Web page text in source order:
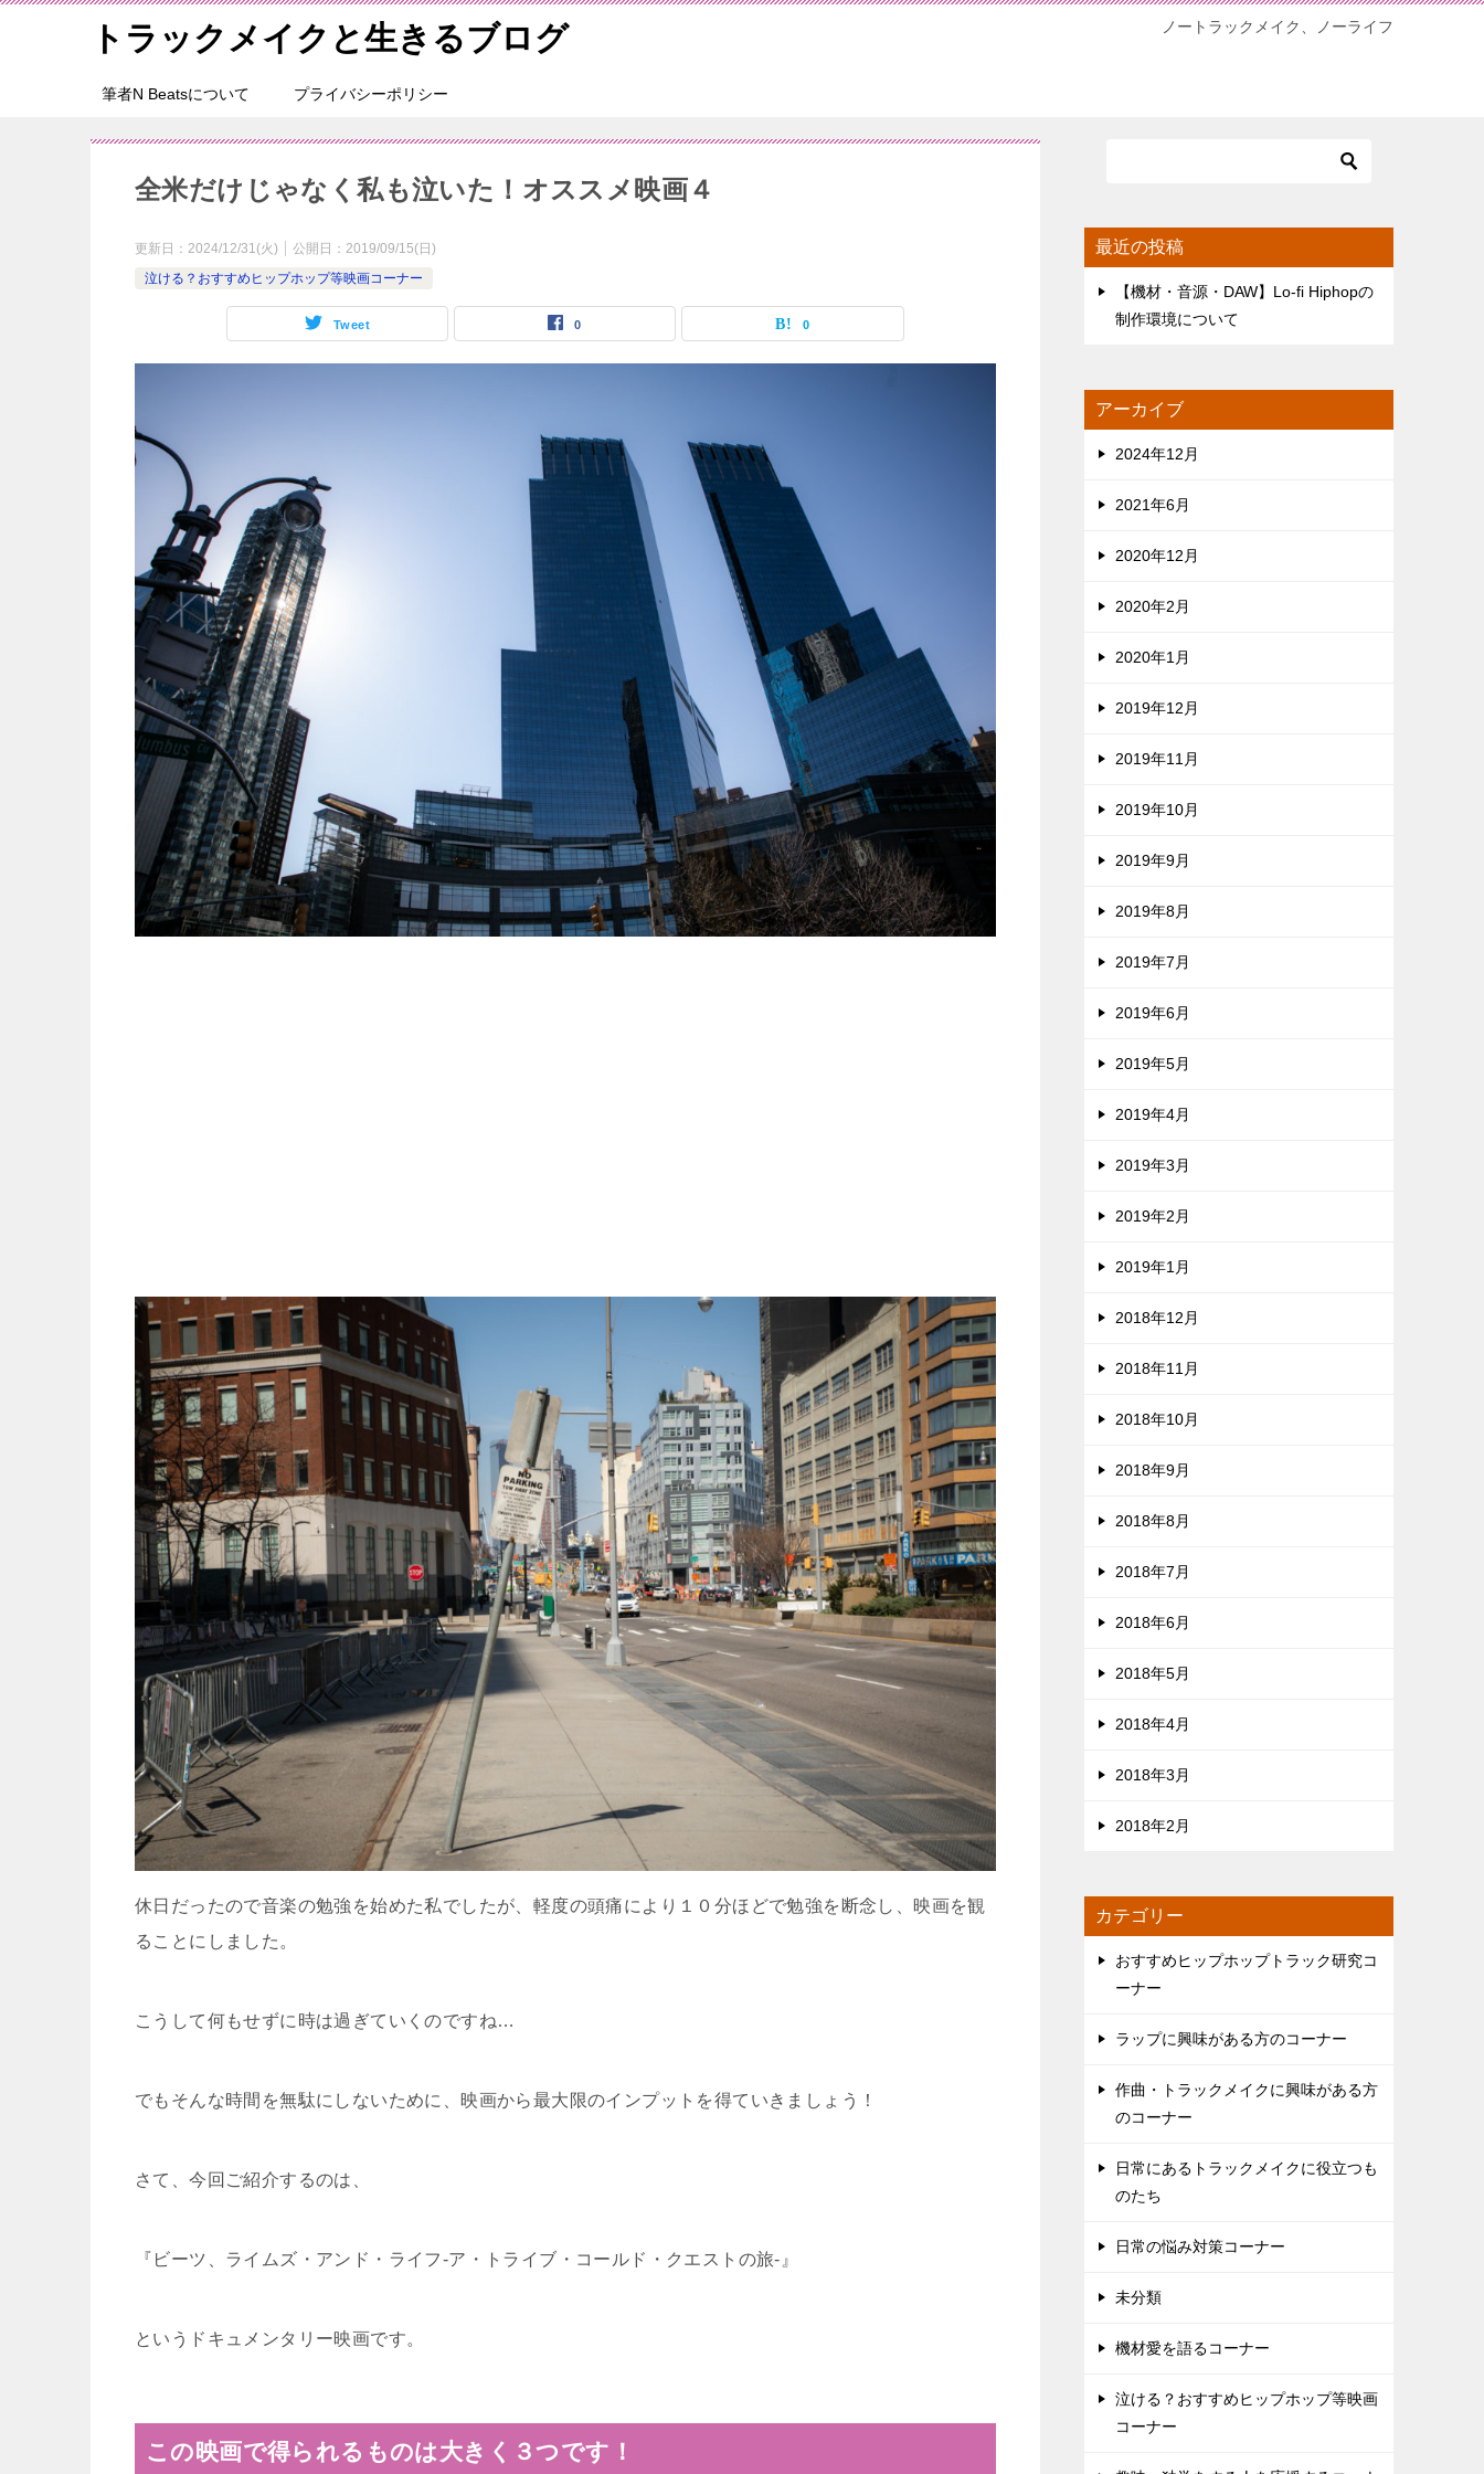
トラックメイクと生きるブログ ノートラックメイク、ノーライフ
筆者N Beatsについて プライバシーポリシー
全米だけじゃなく私も泣いた！オススメ映画４
更新日： 2024/12/31(火) 公開日： 2019/09/15(日)
泣ける？おすすめヒップホップ等映画コーナー
Tweet 0 0
休日だったので音楽の勉強を始めた私でしたが、軽度の頭痛により１０分ほどで勉強を断念し、映画を観
ることにしました。
こうして何もせずに時は過ぎていくのですね…
でもそんな時間を無駄にしないために、映画から最大限のインプットを得ていきましょう！
さて、今回ご紹介するのは、
『ビーツ、ライムズ・アンド・ライフ-ア・トライブ・コールド・クエストの旅-』
というドキュメンタリー映画です。
この映画で得られるものは大きく３つです！
最近の投稿
【機材・音源・DAW】Lo-fi Hiphopの
制作環境について
アーカイブ
2024年12月
2021年6月
2020年12月
2020年2月
2020年1月
2019年12月
2019年11月
2019年10月
2019年9月
2019年8月
2019年7月
2019年6月
2019年5月
2019年4月
2019年3月
2019年2月
2019年1月
2018年12月
2018年11月
2018年10月
2018年9月
2018年8月
2018年7月
2018年6月
2018年5月
2018年4月
2018年3月
2018年2月
カテゴリー
おすすめヒップホップトラック研究コ
ーナー
ラップに興味がある方のコーナー
作曲・トラックメイクに興味がある方
のコーナー
日常にあるトラックメイクに役立つも
のたち
日常の悩み対策コーナー
未分類
機材愛を語るコーナー
泣ける？おすすめヒップホップ等映画
コーナー